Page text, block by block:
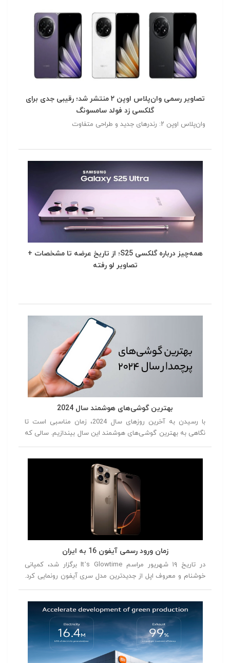
تصاویر رسمی وان‌پلاس اوپن ۲ منتشر شد؛ رقیبی جدی برای
گلکسی زد فولد سامسونگ
وان‌پلاس اوپن ۲: رندرهای جدید و طراحی متفاوت
همه‌چیز درباره گلکسی S25؛ از تاریخ عرضه تا مشخصات +
تصاویر لو رفته
بهترین گوشی‌های هوشمند سال 2024
با رسیدن به آخرین روزهای سال 2024، زمان مناسبی است تا
نگاهی به بهترین گوشی‌های هوشمند این سال بیندازیم. سالی که
با معرفی مدل‌های جدید و نوآورانه، دنیای فناوری را تحت تأثیر قرار
دستگاه‌هایی با عملکرد بی‌نظیر، این سال با رقابت سختی بین
برندهای مختلف همراه بود. در این مقاله، بهترین گوشی‌های سال
2024 را از شماره 5 تا شماره 1 معرفی خواهیم کرد، تا شما بتوانید
با توجه به نقاط قوت و ضعف هر مدل، انتخاب بهتری داشته
زمان ورود رسمی آیفون 16 به ایران
در تاریخ ۱۹ شهریور مراسم It’s Glowtime برگزار شد، کمپانی
خوشنام و معروف اپل از جدیدترین مدل سری آیفون رونمایی کرد.
در این مراسم از آیفون ۱۶، آیفون ۱۶ پلاس، آیفون ۱۶ پرو و آیفون